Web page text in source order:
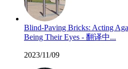
Blind-Paving Bricks: Acting
Being Their Eyes - 翻译中...
2023/11/09